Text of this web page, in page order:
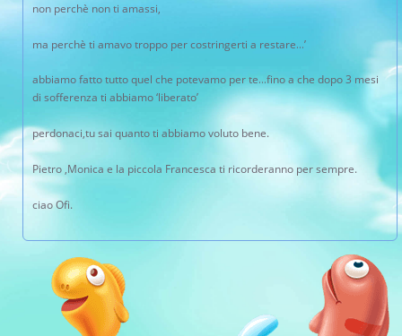
non perchè non ti amassi,
ma perchè ti amavo troppo per costringerti a restare…’
abbiamo fatto tutto quel che potevamo per te…fino a che dopo 3 mesi
di sofferenza ti abbiamo ‘liberato’
perdonaci,tu sai quanto ti abbiamo voluto bene.
Pietro ,Monica e la piccola Francesca ti ricorderanno per sempre.
ciao Ofi.